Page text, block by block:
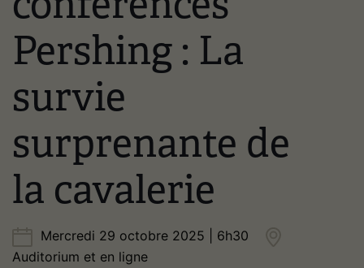
Pershing : La
survie
surprenante de
la cavalerie
Mercredi 29 octobre 2025 | 6h30
Auditorium et en ligne